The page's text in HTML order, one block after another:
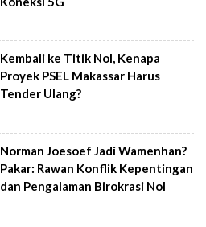
Kembali ke Titik Nol, Kenapa
Proyek PSEL Makassar Harus
Tender Ulang?
Norman Joesoef Jadi Wamenhan?
Pakar: Rawan Konflik Kepentingan
dan Pengalaman Birokrasi Nol